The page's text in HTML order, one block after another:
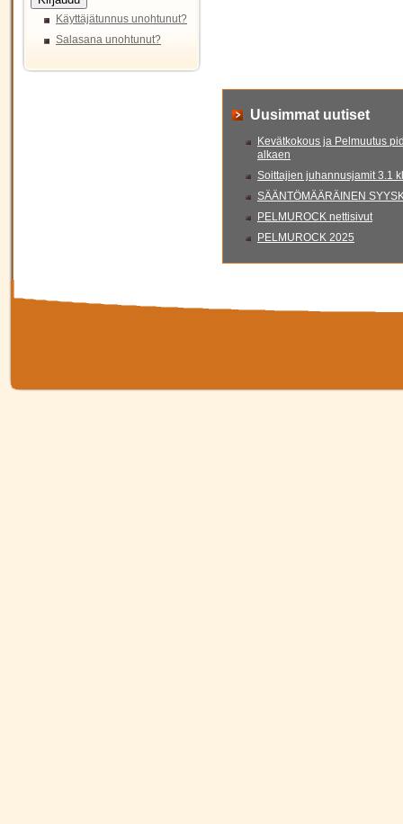
Käyttäjätunnus unohtunut?
Salasana unohtunut?
Uusimmat uutiset
Kevätkokous ja Pelmuutus
alkaen
Soittajien juhannusjamit 3.1
SÄÄNTÖMÄÄRÄINEN
PELMUROCK nettisivut
PELMUROCK 2025